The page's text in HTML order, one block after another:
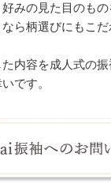
みの見た目のも
ら柄選びにもこ
内容を成人式の
です。